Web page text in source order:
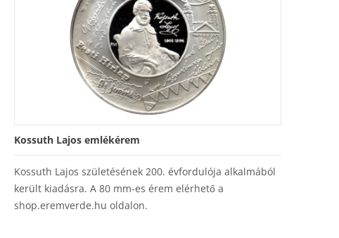
Kossuth Lajos emlékérem
Kossuth Lajos születésének 200. évfordulója alkalmából
került kiadásra. A 80 mm-es érem elérhető a
shop.eremverde.hu oldalon.